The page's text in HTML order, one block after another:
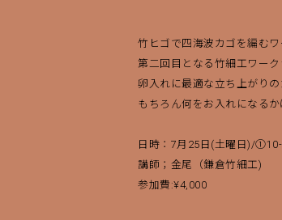
竹ヒゴで四海波カゴを編むワ
第二回目となる竹細工ワーク
卵入れに最適な立ち上がりの
もちろん何をお入れになるか
日時：7月25日(土曜日)/
講師；金尾（鎌倉竹細工)
参加費:¥4,000
決済に進む